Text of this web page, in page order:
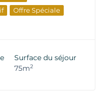
Offre Spéciale
Surface du séjour
75m2